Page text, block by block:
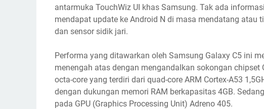
antarmuka TouchWiz UI khas Samsung. Tak ada
mendapat update ke Android N di masa mendatang atau
dan sensor sidik jari.
Performa yang ditawarkan oleh Samsung Galaxy C5 ini
menengah atas dengan mengandalkan sokongan
octa-core yang terdiri dari quad-core ARM Cortex-A53
dengan dukungan memori RAM berkapasitas 4GB.
pada GPU (Graphics Processing Unit) Adreno 405.